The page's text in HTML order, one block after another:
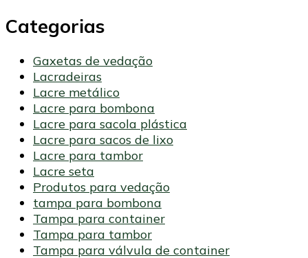
Categorias
Gaxetas de vedação
Lacradeiras
Lacre metálico
Lacre para bombona
Lacre para sacola plástica
Lacre para sacos de lixo
Lacre para tambor
Lacre seta
Produtos para vedação
tampa para bombona
Tampa para container
Tampa para tambor
Tampa para válvula de container